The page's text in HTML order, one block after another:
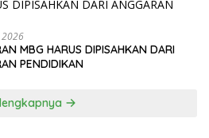
2026
MBG HARUS DIPISAHKAN DARI
PENDIDIKAN